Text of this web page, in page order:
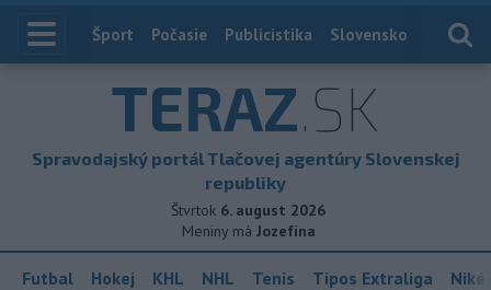
Index
Šport Počasie Publicistika Slovensko
TERAZ.SK
Spravodajský portál Tlačovej agentúry Slovenskej
republiky
Štvrtok 6. august 2026
Meniny má Jozefína
Futbal Hokej KHL NHL Tenis Tipos Extraliga